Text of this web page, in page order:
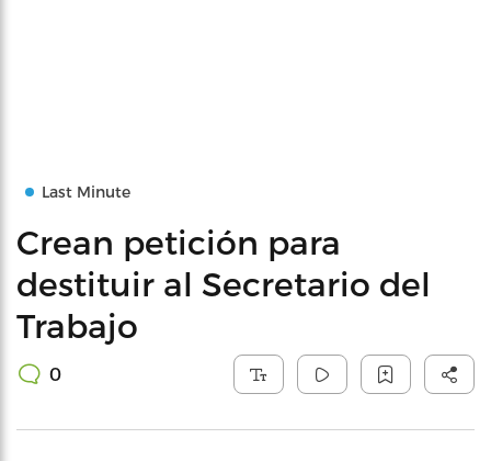
Last Minute
Crean petición para
destituir al Secretario del
Trabajo
0